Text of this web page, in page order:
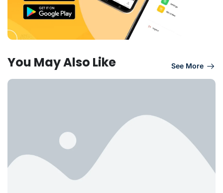
You May Also Like See More